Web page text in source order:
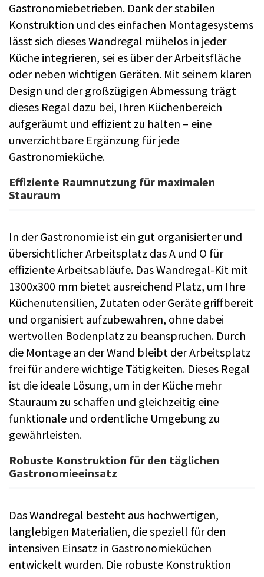
Gastronomiebetrieben. Dank der stabilen
Konstruktion und des einfachen Montagesystems
lässt sich dieses Wandregal mühelos in jeder
Küche integrieren, sei es über der Arbeitsfläche
oder neben wichtigen Geräten. Mit seinem klaren
Design und der großzügigen Abmessung trägt
dieses Regal dazu bei, Ihren Küchenbereich
aufgeräumt und effizient zu halten – eine
unverzichtbare Ergänzung für jede
Gastronomieküche.
Effiziente Raumnutzung für maximalen
Stauraum
In der Gastronomie ist ein gut organisierter und
übersichtlicher Arbeitsplatz das A und O für
effiziente Arbeitsabläufe. Das Wandregal-Kit mit
1300x300 mm bietet ausreichend Platz, um Ihre
Küchenutensilien, Zutaten oder Geräte griffbereit
und organisiert aufzubewahren, ohne dabei
wertvollen Bodenplatz zu beanspruchen. Durch
die Montage an der Wand bleibt der Arbeitsplatz
frei für andere wichtige Tätigkeiten. Dieses Regal
ist die ideale Lösung, um in der Küche mehr
Stauraum zu schaffen und gleichzeitig eine
funktionale und ordentliche Umgebung zu
gewährleisten.
Robuste Konstruktion für den täglichen
Gastronomieeinsatz
Das Wandregal besteht aus hochwertigen,
langlebigen Materialien, die speziell für den
intensiven Einsatz in Gastronomieküchen
entwickelt wurden. Die robuste Konstruktion